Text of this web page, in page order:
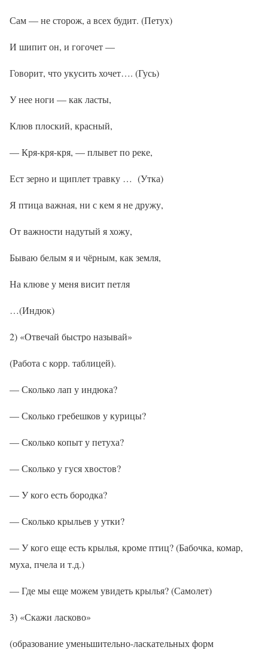
Сам — не сторож, а всех будит. (Петух)
И шипит он, и гогочет —
Говорит, что укусить хочет…. (Гусь)
У нее ноги — как ласты,
Клюв плоский, красный,
— Кря-кря-кря, — плывет по реке,
Ест зерно и щиплет травку … (Утка)
Я птица важная, ни с кем я не дружу,
От важности надутый я хожу,
Бываю белым я и чёрным, как земля,
На клюве у меня висит петля
…(Индюк)
2) «Отвечай быстро называй»
(Работа с корр. таблицей).
— Сколько лап у индюка?
— Сколько гребешков у курицы?
— Сколько копыт у петуха?
— Сколько у гуся хвостов?
— У кого есть бородка?
— Сколько крыльев у утки?
— У кого еще есть крылья, кроме птиц? (Бабочка, комар,
муха, пчела и т.д.)
— Где мы еще можем увидеть крылья? (Самолет)
3) «Скажи ласково»
(образование уменьшительно-ласкательных форм